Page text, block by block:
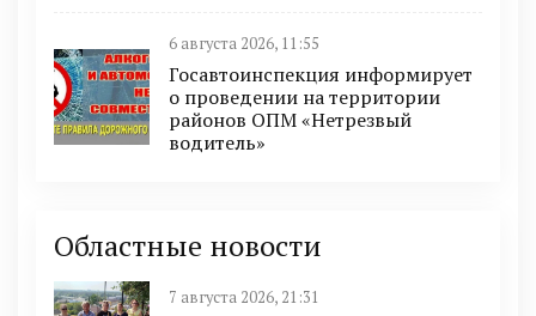
6 августа 2026, 11:55
Госавтоинспекция информирует
о проведении на территории
районов ОПМ «Нетрезвый
водитель»
Областные новости
7 августа 2026, 21:31